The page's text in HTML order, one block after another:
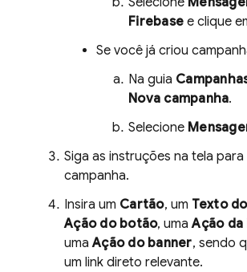
Firebase e clique
Se você já criou
Na guia
Nova campanha.
Selecione
Siga as instruções na tela
campanha.
Insira um Cartão, um Texto
Ação do botão, umaAção da
umaAção do banner, sendo
um link direto relevante.